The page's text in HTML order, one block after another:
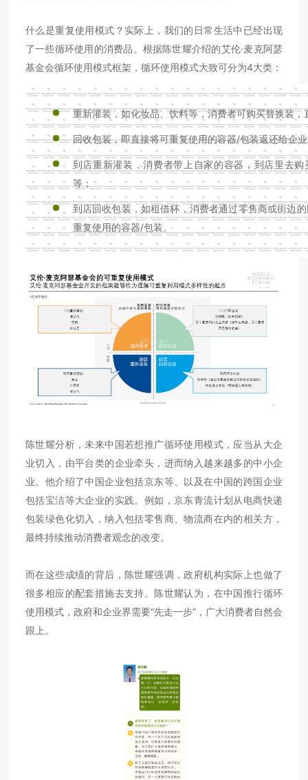
什么是重复使用模式？实际上，我们的日常生活中已经出现
了一些循环使用的消费品。根据陈世耀介绍的艾伦·麦克阿瑟
基金会循环使用模式框架，循环使用模式大致可分为4大类：
重新灌装，如化妆品、饮料等，消费者可购买替换装，
回收包装，即直接将可重复使用的容器/包装返还给企
到店重新灌装，消费者带上自家的容器，到店里去购
等；
到店回收包装，如租借杯，消费者通过零售商或街边
重复使用的容器/包装。
陈世耀分析，未来中国若想推广循环使用模式，应当从大企
业切入，由平台类的企业牵头，进而纳入越来越多的中小企
业。他介绍了中国企业包括京东等、以及在中国的跨国企业
包括宝洁等大企业的实践。例如，京东青流计划从电商快递
包装绿色化切入，纳入包括零售商、物流商在内的相关方，
最终持续推动消费者观念的改变。
而在这些成绩的背后，陈世耀强调，政府机构实际上也做了
很多相应的配套措施去支持。陈世耀认为，在中国推行循环
使用模式，政府和企业界需要“先走一步”，广大消费者自然会
跟上。